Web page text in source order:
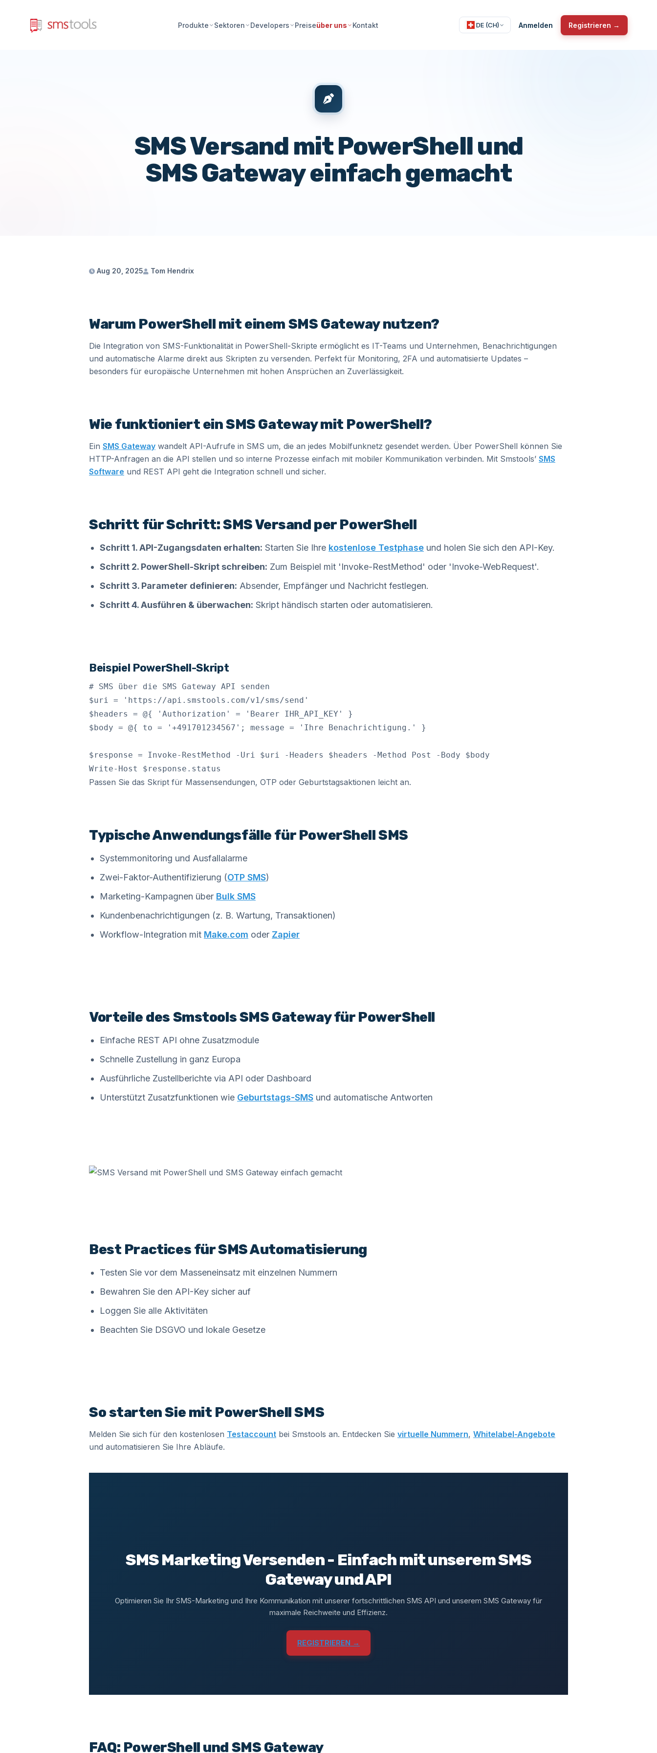
Produkte Sektoren Developers Preiseüber uns Kontakt DE (CH) Anmelden Registrieren →
SMS Versand mit PowerShell und
SMS Gateway einfach gemacht
Aug 20, 2025 Tom Hendrix
Warum PowerShell mit einem SMS Gateway nutzen?
Die Integration von SMS-Funktionalität in PowerShell-Skripte ermöglicht es IT-Teams und Unternehmen, Benachrichtigungen
und automatische Alarme direkt aus Skripten zu versenden. Perfekt für Monitoring, 2FA und automatisierte Updates –
besonders für europäische Unternehmen mit hohen Ansprüchen an Zuverlässigkeit.
Wie funktioniert ein SMS Gateway mit PowerShell?
Ein SMS Gateway wandelt API-Aufrufe in SMS um, die an jedes Mobilfunknetz gesendet werden. Über PowerShell können Sie
HTTP-Anfragen an die API stellen und so interne Prozesse einfach mit mobiler Kommunikation verbinden. Mit Smstools’ SMS
Software und REST API geht die Integration schnell und sicher.
Schritt für Schritt: SMS Versand per PowerShell
Schritt 1. API-Zugangsdaten erhalten: Starten Sie Ihre kostenlose Testphase und holen Sie sich den API-Key.
Schritt 2. PowerShell-Skript schreiben: Zum Beispiel mit 'Invoke-RestMethod' oder 'Invoke-WebRequest'.
Schritt 3. Parameter definieren: Absender, Empfänger und Nachricht festlegen.
Schritt 4. Ausführen & überwachen: Skript händisch starten oder automatisieren.
Beispiel PowerShell-Skript
# SMS über die SMS Gateway API senden
$uri = 'https://api.smstools.com/v1/sms/send'
$headers = @{ 'Authorization' = 'Bearer IHR_API_KEY' }
$body = @{ to = '+491701234567'; message = 'Ihre Benachrichtigung.' }
$response = Invoke-RestMethod -Uri $uri -Headers $headers -Method Post -Body $body
Write-Host $response.status
Passen Sie das Skript für Massensendungen, OTP oder Geburtstagsaktionen leicht an.
Typische Anwendungsfälle für PowerShell SMS
Systemmonitoring und Ausfallalarme
Zwei-Faktor-Authentifizierung (OTP SMS)
Marketing-Kampagnen über Bulk SMS
Kundenbenachrichtigungen (z. B. Wartung, Transaktionen)
Workflow-Integration mit Make.com oder Zapier
Vorteile des Smstools SMS Gateway für PowerShell
Einfache REST API ohne Zusatzmodule
Schnelle Zustellung in ganz Europa
Ausführliche Zustellberichte via API oder Dashboard
Unterstützt Zusatzfunktionen wie Geburtstags-SMS und automatische Antworten
Best Practices für SMS Automatisierung
Testen Sie vor dem Masseneinsatz mit einzelnen Nummern
Bewahren Sie den API-Key sicher auf
Loggen Sie alle Aktivitäten
Beachten Sie DSGVO und lokale Gesetze
So starten Sie mit PowerShell SMS
Melden Sie sich für den kostenlosen Testaccount bei Smstools an. Entdecken Sie virtuelle Nummern, Whitelabel-Angebote
und automatisieren Sie Ihre Abläufe.
SMS Marketing Versenden - Einfach mit unserem SMS
Gateway und API
Optimieren Sie Ihr SMS-Marketing und Ihre Kommunikation mit unserer fortschrittlichen SMS API und unserem SMS Gateway für
maximale Reichweite und Effizienz.
REGISTRIEREN →
FAQ: PowerShell und SMS Gateway